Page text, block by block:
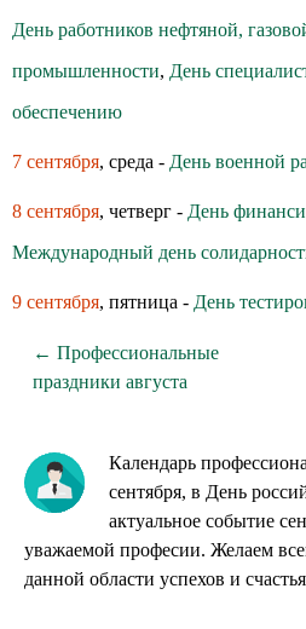
День работников нефтяной,
промышленности, День
обеспечению
7 сентября, среда - День военной
8 сентября, четверг - День
Международный день
9 сентября, пятница - День
← Профессиональные
праздники августа
Календарь
сентября, в День
актуальное событие
уважаемой професии. Желаем
данной области успехов и